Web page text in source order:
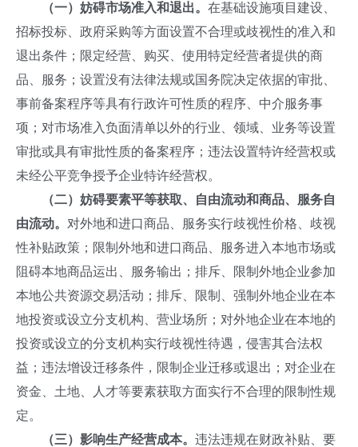
（一）妨碍市场准入和退出。 在基础设施项目建设、
招标投标、政府采购等方面设置不合理或歧视性的准入和
退出条件；限定经营、购买、使用特定经营者提供的商
品、服务；设置没有法律法规或国务院决定依据的审批、
事前备案程序等具有行政许可性质的程序、中介服务事
项；对市场准入负面清单以外的行业、领域、业务等设置
审批或具有审批性质的备案程序；违法设置特许经营权或
未经公平竞争授予企业特许经营权。
（二）妨碍要素平等获取、自由流动和商品、服务自
由流动。 对外地和进口商品、服务实行歧视性价格、歧视
性补贴政策；限制外地和进口商品、服务进入本地市场或
阻碍本地商品运出、服务输出；排斥、限制外地企业参加
本地公共资源交易活动；排斥、限制、强制外地企业在本
地投资或设立分支机构、营业场所；对外地企业在本地的
投资或设立的分支机构实行歧视性待遇，侵害其合法权
益；违法增设迁移条件，限制企业迁移或退出；对企业在
资金、土地、人才等要素获取方面实行不合理的限制性规
定。
（三）影响生产经营成本。 违法违规在财政补贴、要